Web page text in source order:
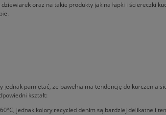
oraz na takie produkty jak na łapki i ściereczki
jednak pamiętać, że bawełna ma tendencję do kurczenia
kształt:
jednak kolory recycled denim są bardziej delikatne i